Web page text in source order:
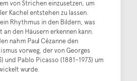
von Strichen einzusetzen, um
Kachel entstehen zu lassen.
Rhythmus in den Bildern, was
an den Häusern erkennen kann.
nahm Paul Cézanne den
vorweg, der von Georges
und Pablo Picasso (1881–1973) um
wurde.